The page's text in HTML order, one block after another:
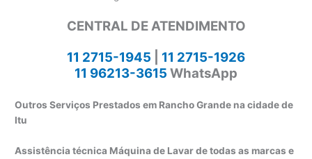
CENTRAL DE ATENDIMENTO
11 2715-1945
11 2715-1926
11 96213-3615 WhatsApp
Outros Serviços Prestados em Rancho Grande na cidade de
Itu
Assistência técnica Máquina de Lavar de todas as marcas e